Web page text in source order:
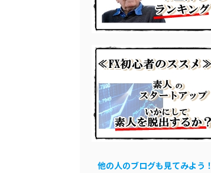
他の人のブログも見てみよう！